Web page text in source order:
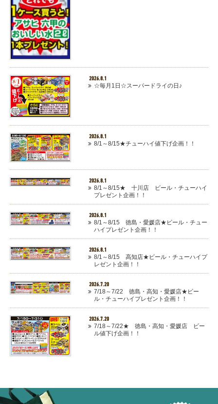
2026.8.1
☆毎月1日☆スーパードライの日♪
2026.8.1
8/1～8/15★チューハイ値下げ企画！！
2026.8.1
8/1～8/15★ 十川店 ビール・チューハイ
プレゼント企画！！
2026.8.1
8/1～8/15 徳島・愛媛店★ビール・チュー
ハイプレゼント企画！！
2026.8.1
8/1～8/15 高知店★ビール・チューハイプ
レゼント企画！！
2026.7.20
7/18～7/22 徳島・高知・愛媛店★ビー
ル・チューハイプレゼント企画！！
2026.7.20
7/18～7/22★ 徳島・高知・愛媛店 ビー
ル値下げ企画！！